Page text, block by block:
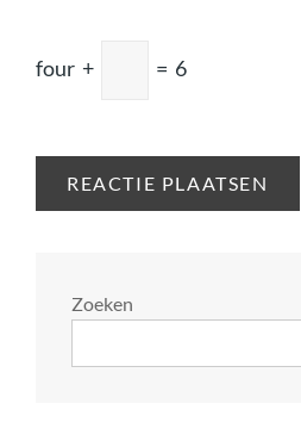
four + = 6
Zoeken